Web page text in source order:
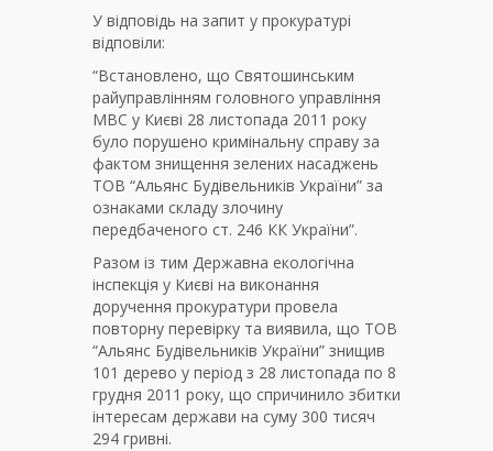
У відповідь на запит у прокуратурі
відповіли:
“Встановлено, що Святошинським
райуправлінням головного управління
МВС у Києві 28 листопада 2011 року
було порушено кримінальну справу за
фактом знищення зелених насаджень
ТОВ “Альянс Будівельників України” за
ознаками складу злочину
передбаченого ст. 246 КК України”.
Разом із тим Державна екологічна
інспекція у Києві на виконання
доручення прокуратури провела
повторну перевірку та виявила, що ТОВ
“Альянс Будівельників України” знищив
101 дерево у період з 28 листопада по 8
грудня 2011 року, що спричинило збитки
інтересам держави на суму 300 тисяч
294 гривні.